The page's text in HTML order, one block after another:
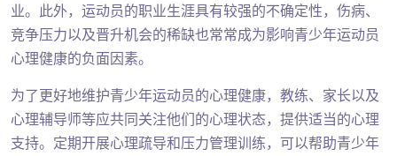
业。此外，运动员的职业生涯具有较强的不确定性，伤病、
竞争压力以及晋升机会的稀缺也常常成为影响青少年运动员
心理健康的负面因素。
为了更好地维护青少年运动员的心理健康，教练、家长以及
心理辅导师等应共同关注他们的心理状态，提供适当的心理
支持。定期开展心理疏导和压力管理训练，可以帮助青少年